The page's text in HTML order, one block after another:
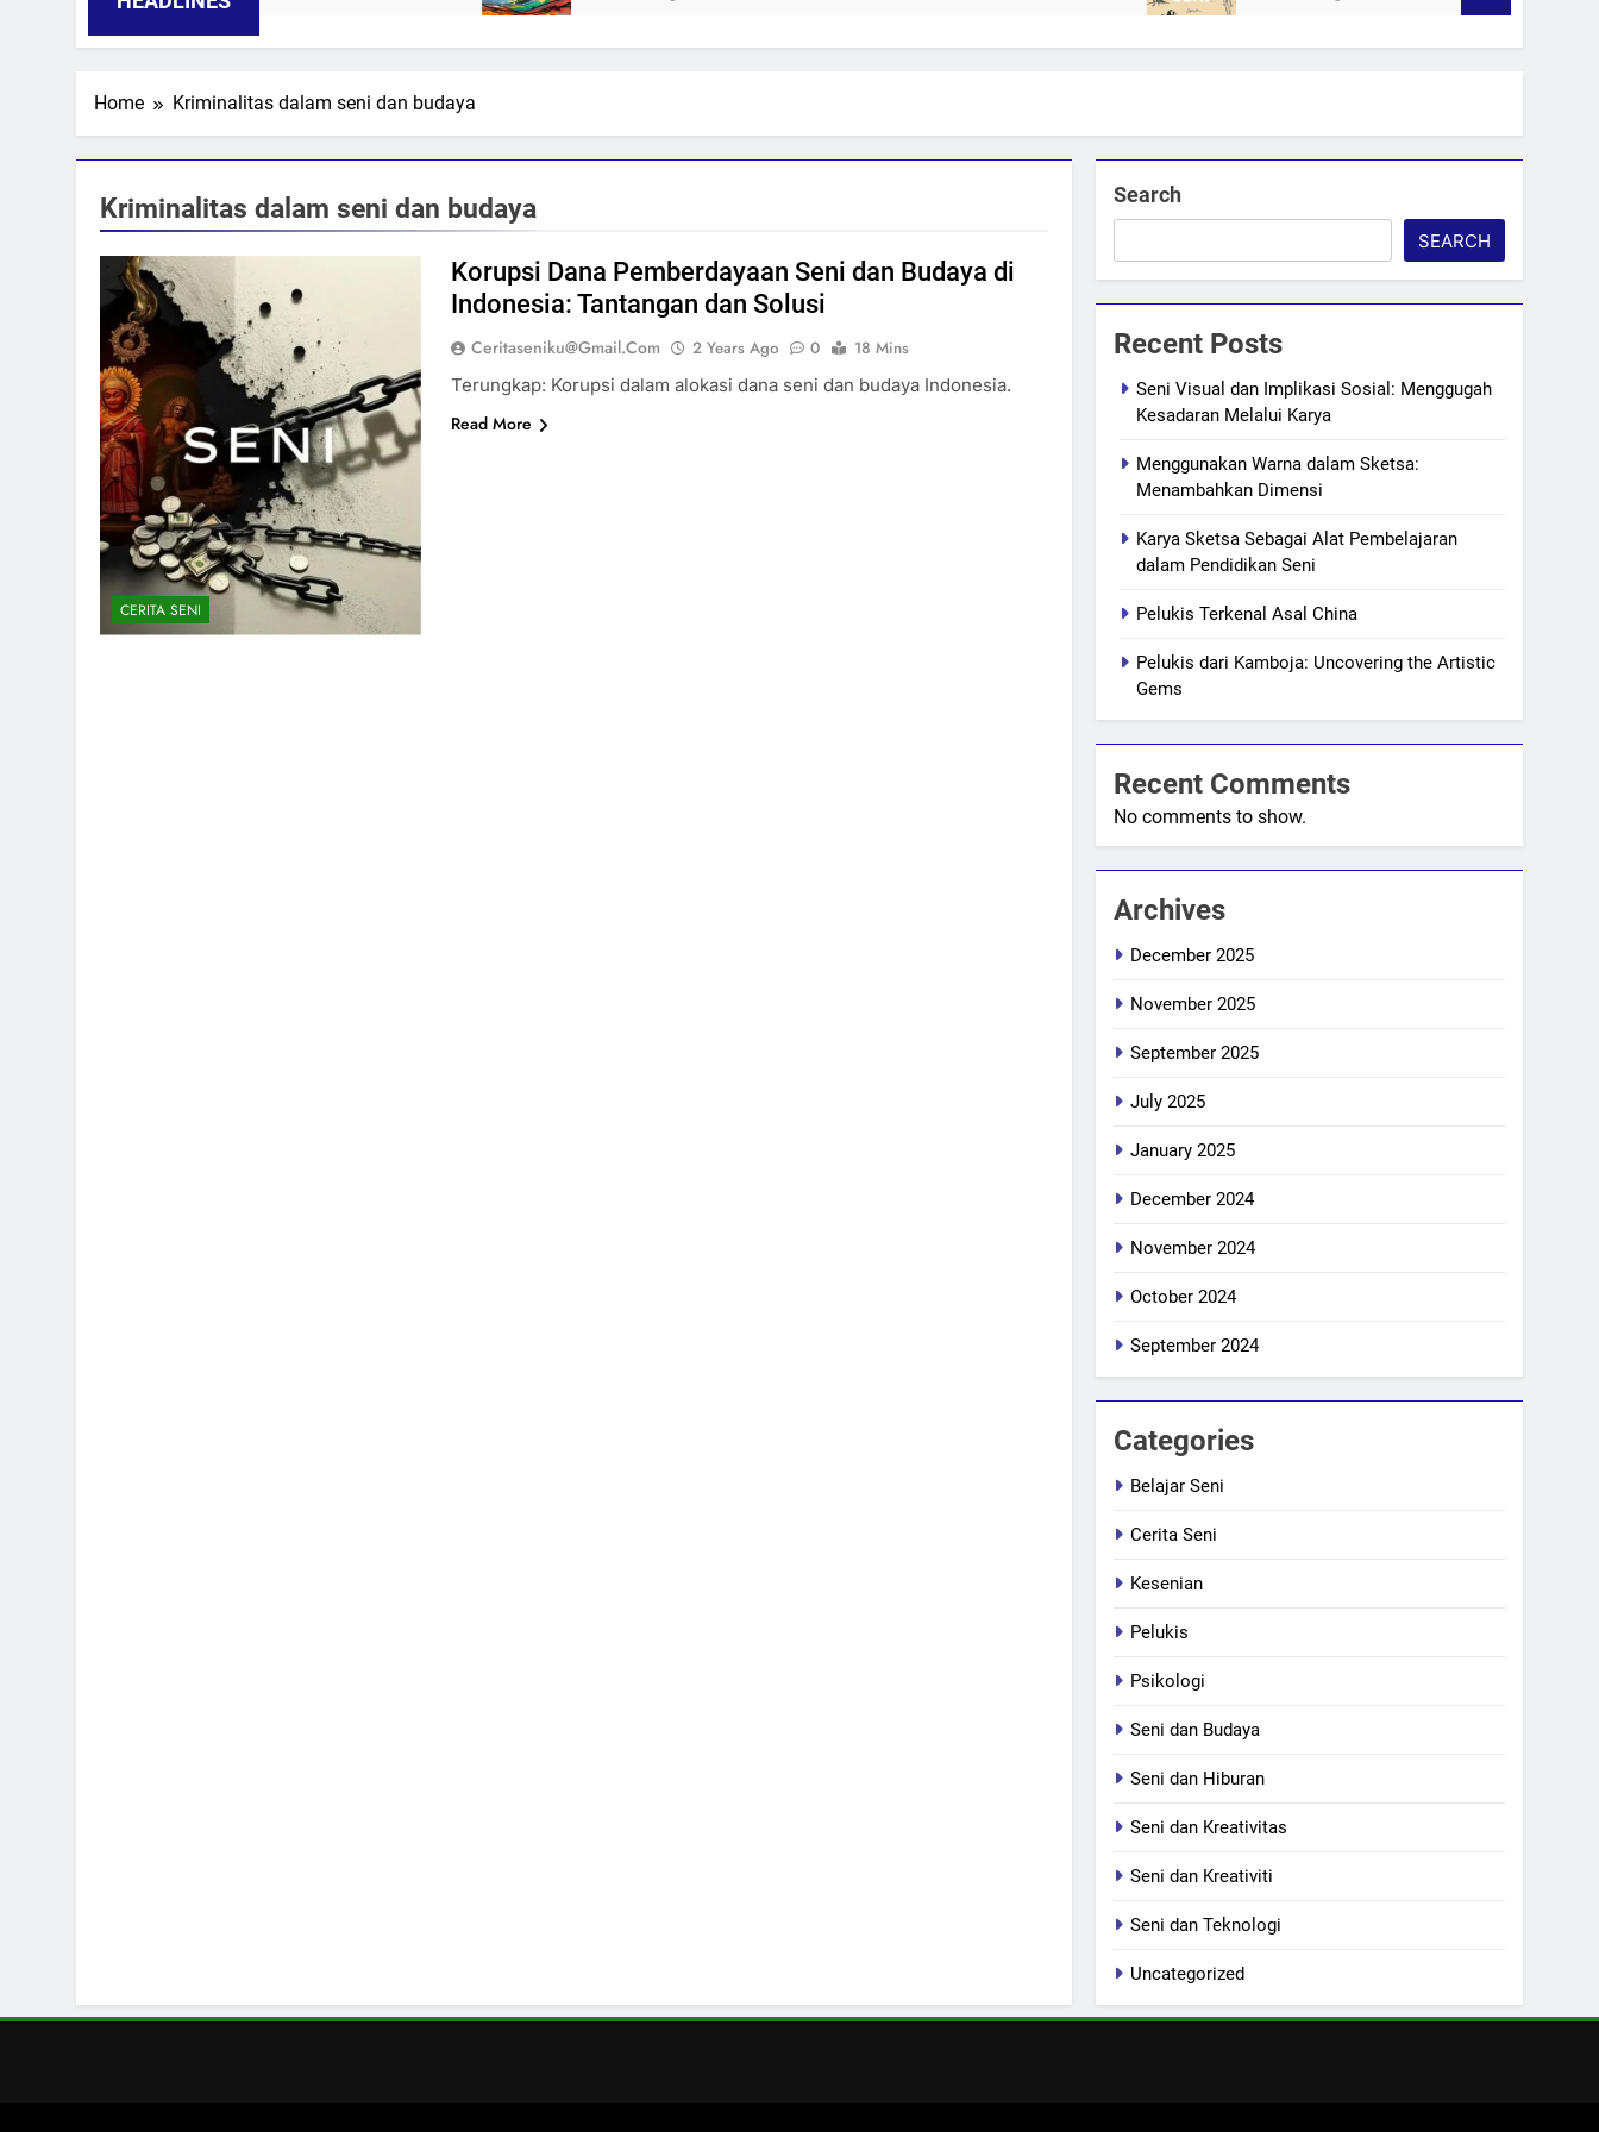
Home Kriminalitas dalam seni dan budaya
Kriminalitas dalam seni dan budaya
CERITA SENI
Korupsi Dana Pemberdayaan Seni dan Budaya di
Indonesia: Tantangan dan Solusi
Ceritaseniku@gmail.com 2 Years Ago 0
18 Mins
Terungkap: Korupsi dalam alokasi dana seni dan budaya Indonesia.
Read More
Search
SEARCH
Recent Posts
Seni Visual dan Implikasi Sosial: Menggugah
Kesadaran Melalui Karya
Menggunakan Warna dalam Sketsa:
Menambahkan Dimensi
Karya Sketsa Sebagai Alat Pembelajaran
dalam Pendidikan Seni
Pelukis Terkenal Asal China
Pelukis dari Kamboja: Uncovering the Artistic
Gems
Recent Comments
No comments to show.
Archives
December 2025
November 2025
September 2025
July 2025
January 2025
December 2024
November 2024
October 2024
September 2024
Categories
Belajar Seni
Cerita Seni
Kesenian
Pelukis
Psikologi
Seni dan Budaya
Seni dan Hiburan
Seni dan Kreativitas
Seni dan Kreativiti
Seni dan Teknologi
Uncategorized